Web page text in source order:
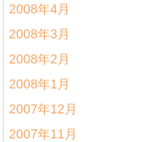
2008年4月
2008年3月
2008年2月
2008年1月
2007年12月
2007年11月